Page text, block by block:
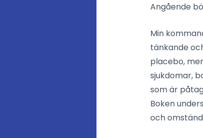
Angående
Min
tänkande
placebo,
sjukdomar,
som är
Boken
och